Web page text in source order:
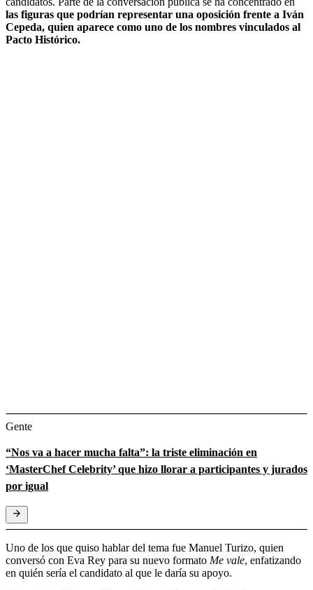
las figuras que podrían representar una oposición frente a Iván
Cepeda, quien aparece como uno de los nombres vinculados al
Pacto Histórico.
Gente
“Nos va a hacer mucha falta”: la triste eliminación en
‘MasterChef Celebrity’ que hizo llorar a participantes y jurados
por igual
Uno de los que quiso hablar del tema fue Manuel Turizo, quien
conversó con Eva Rey para su nuevo formato Me vale, enfatizando
en quién sería el candidato al que le daría su apoyo.